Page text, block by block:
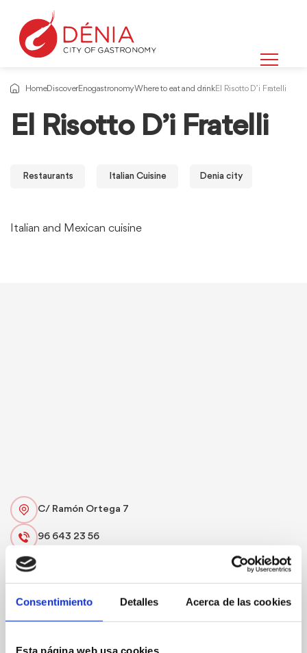
Consentimiento Detalles Acerca de las cookies
Esta página web usa cookies
HomeDiscoverEnogastronomyWhere to eat and drinkEl Risotto D’i Fratelli
El Risotto D’i Fratelli
Restaurants Italian Cuisine Denia city
Italian and Mexican cuisine
C/ Ramón Ortega 7
96 643 23 56
Specialty:House pasta